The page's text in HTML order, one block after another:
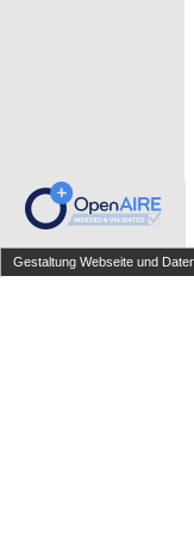
Gestaltung Webseite und